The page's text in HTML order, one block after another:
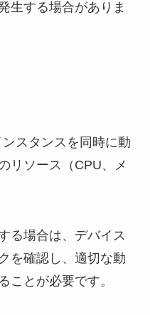
生する場合がありま
スタンスを同時に動
リソース（CPU、メ
る場合は、デバイス
を確認し、適切な動
ことが必要です。